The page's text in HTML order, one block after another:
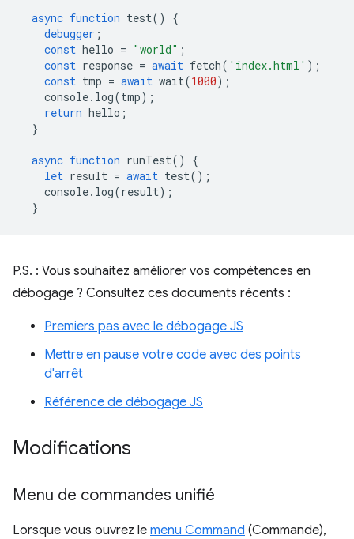
async function test()
{
debugger ;
const hello = "world" ;
const response = await fetch( 'index.html' );
const tmp = await wait(1000);
console. log(tmp);
return hello ;
}
async function runTest()
{
let result = await test();
console. log(result);
}
P.S. : Vous souhaitez améliorer vos compétences en
débogage ? Consultez ces documents récents :
Premiers pas avec le débogage JS
Mettre en pause votre code avec des points
d'arrêt
Référence de débogage JS
Modifications
Menu de commandes unifié
Lorsque vous ouvrez le menu Command (Commande),